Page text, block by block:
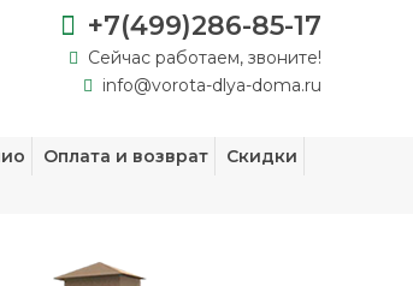
+7(499)286-85-17
Сейчас работаем, звоните!
info@vorota-dlya-doma.ru
Оплата и возврат
Скидки